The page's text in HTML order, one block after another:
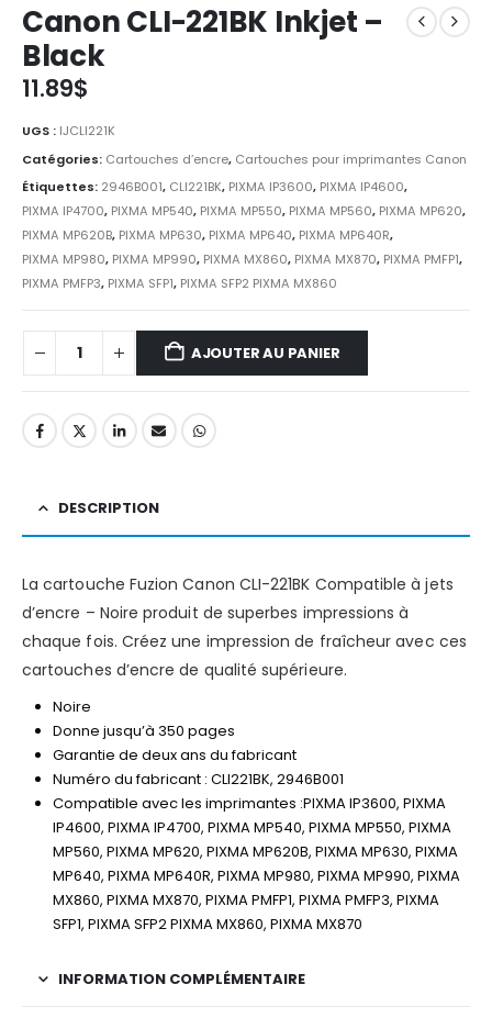
Canon CLI-221BK Inkjet –
Black
11.89$
UGS : IJCLI221K
Catégories: Cartouches d’encre, Cartouches pour imprimantes Canon
Étiquettes: 2946B001, CLI221BK, PIXMA IP3600, PIXMA IP4600,
PIXMA IP4700, PIXMA MP540, PIXMA MP550, PIXMA MP560, PIXMA MP620,
PIXMA MP620B, PIXMA MP630, PIXMA MP640, PIXMA MP640R,
PIXMA MP980, PIXMA MP990, PIXMA MX860, PIXMA MX870, PIXMA PMFP1,
PIXMA PMFP3, PIXMA SFP1, PIXMA SFP2 PIXMA MX860
AJOUTER AU PANIER
DESCRIPTION
La cartouche Fuzion Canon CLI-221BK Compatible à jets
d’encre – Noire produit de superbes impressions à
chaque fois. Créez une impression de fraîcheur avec ces
cartouches d’encre de qualité supérieure.
Noire
Donne jusqu’à 350 pages
Garantie de deux ans du fabricant
Numéro du fabricant : CLI221BK, 2946B001
Compatible avec les imprimantes :PIXMA IP3600, PIXMA
IP4600, PIXMA IP4700, PIXMA MP540, PIXMA MP550, PIXMA
MP560, PIXMA MP620, PIXMA MP620B, PIXMA MP630, PIXMA
MP640, PIXMA MP640R, PIXMA MP980, PIXMA MP990, PIXMA
MX860, PIXMA MX870, PIXMA PMFP1, PIXMA PMFP3, PIXMA
SFP1, PIXMA SFP2 PIXMA MX860, PIXMA MX870
INFORMATION COMPLÉMENTAIRE